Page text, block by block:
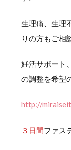
生理痛、生理
りの方もご相
妊活サポート
の調整を希望
http://
３日間ファス